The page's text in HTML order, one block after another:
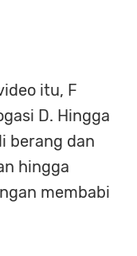
itu, F
D. Hingga
berang dan
hingga
membabi